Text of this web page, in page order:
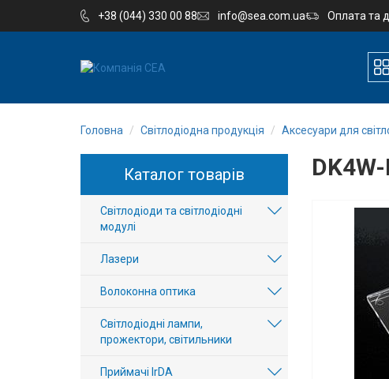
+38 (044) 330 00 88 info@sea.com.ua Оплата та
Компанія
Виробництво
Послуги
Новини
Вакансії
Головна Світлодіодна продукція Аксесуари для
Каталог товарів
Світлодіоди та світлодіодні
модулі
Лазери
Волоконна оптика
Світлодіодні лампи,
прожектори, світильники
Приймачі IrDA